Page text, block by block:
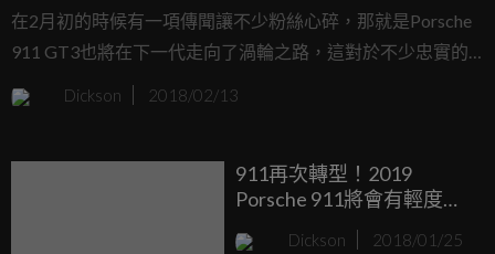
在2月初的時候有一項傳聞讓不少粉絲心碎，那就是Porsche
911 GT3也將在下一代走向了渦輪之路，這對於不少忠實的
Porsche迷來說相當扼腕，畢竟大排氣量自然進氣的美好是一
種夢想，就算渦輪可以創造出再高的馬力，似乎還是很難填
這項謠言已經打破，911 GT3將維持自然進氣之路！
Dickson 2018/02/13
911再次轉型！2019
Porsche 911將會有輕度油
Dickson 2018/01/25